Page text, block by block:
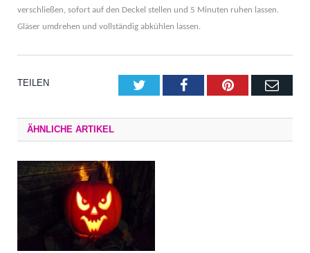
verschließen, sofort auf den Deckel stellen und 5 Minuten ruhen lassen.
Gläser umdrehen und vollständig abkühlen lassen.
TEILEN TwitterFacebookPinterestE-
ÄHNLICHE ARTIKEL